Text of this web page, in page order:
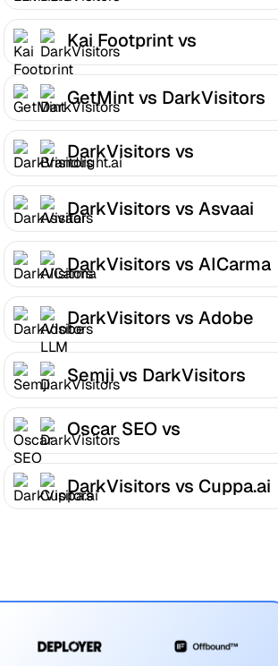
Kai Footprint vs
DarkVisitors
GetMint vs DarkVisitors
DarkVisitors vs
Brandlight.ai
DarkVisitors vs Asvaai
DarkVisitors vs AICarma
DarkVisitors vs Adobe
LLM Optimizer
Semji vs DarkVisitors
Oscar SEO vs
DarkVisitors
DarkVisitors vs Cuppa.ai